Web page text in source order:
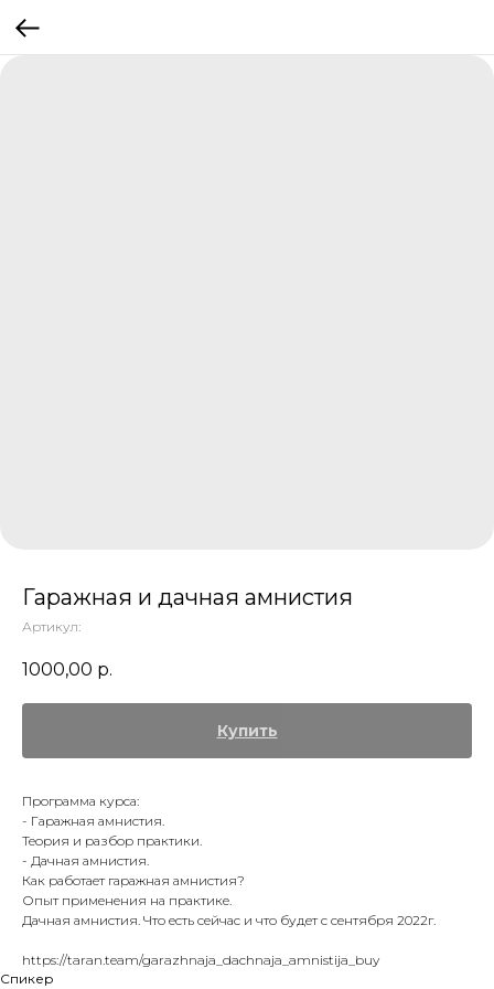
Гаражная и дачная амнистия
Артикул:
1000,00 р.
Купить
Программа курса:
- Гаражная амнистия.
Теория и разбор практики.
- Дачная амнистия.
Как работает гаражная амнистия?
Опыт применения на практике.
Дачная амнистия. Что есть сейчас и что будет с сентября 2022г.
https://taran.team/garazhnaja_dachnaja_amnistija_buy
Спикер